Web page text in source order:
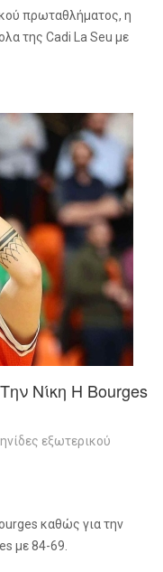
πρωταθλήματος, η
της Cadi La Seu με
Νίκη Η Bourges
εξωτερικού
καθώς για την
με 84-69.